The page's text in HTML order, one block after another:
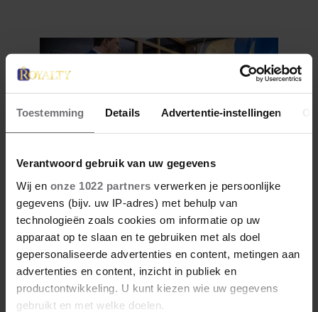
Toestemming Details Advertentie-instellingen
Verantwoord gebruik van uw gegevens
Wij en onze 1022 partners verwerken je persoonlijke
gegevens (bijv. uw IP-adres) met behulp van
technologieën zoals cookies om informatie op uw
apparaat op te slaan en te gebruiken met als doel
gepersonaliseerde advertenties en content, metingen aan
advertenties en content, inzicht in publiek en
productontwikkeling. U kunt kiezen wie uw gegevens
gebruikt en met welke doelen.
12 juni 2026
BIJZONDER: PRINSES BEATRIX
ZIET NA 88 JAAR HAAR
VERDWENEN WIEG TERUG